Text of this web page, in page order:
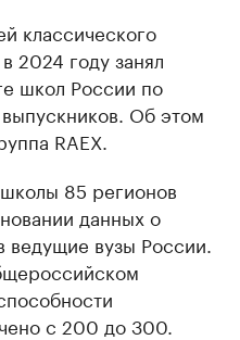
классического
2024 году занял
школ России по
Об этом
RAEX.
85 регионов
данных о
ведущие вузы России.
с 200 до 300.